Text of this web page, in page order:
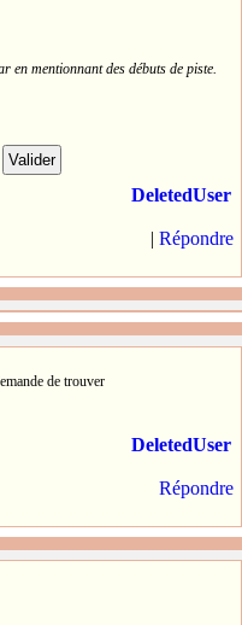
en mentionnant des débuts de piste.
DeletedUser
| Répondre
de trouver
DeletedUser
Répondre